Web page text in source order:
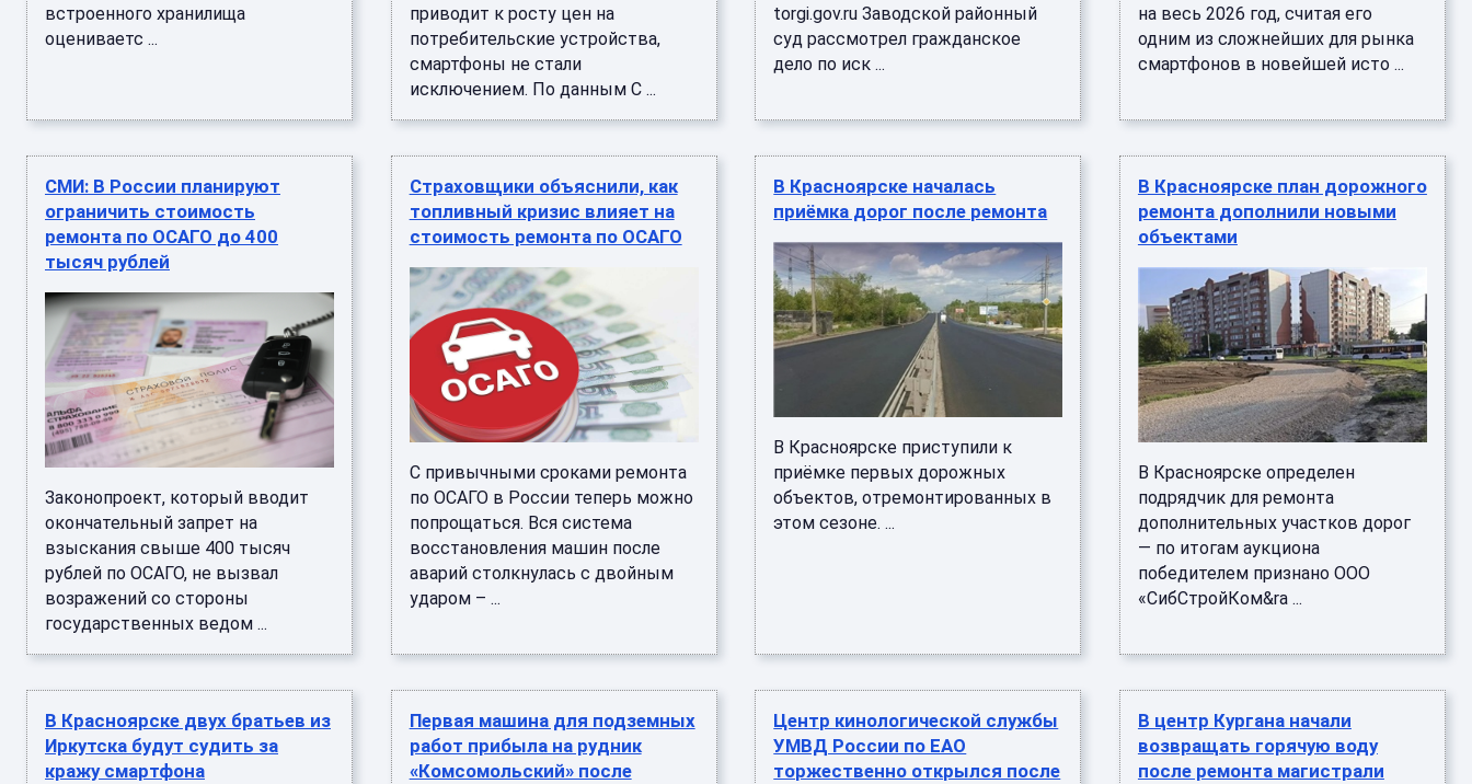
встроенного хранилища
оцениваетс ...
приводит к росту цен на
потребительские устройства,
смартфоны не стали
исключением. По данным C ...
torgi.gov.ru Заводской районный
суд рассмотрел гражданское
дело по иск ...
на весь 2026 год, считая его
одним из сложнейших для рынка
смартфонов в новейшей исто ...
СМИ: В России планируют
ограничить стоимость
ремонта по ОСАГО до 400
тысяч рублей
Законопроект, который вводит
окончательный запрет на
взыскания свыше 400 тысяч
рублей по ОСАГО, не вызвал
возражений со стороны
государственных ведом ...
Страховщики объяснили, как
топливный кризис влияет на
стоимость ремонта по ОСАГО
С привычными сроками ремонта
по ОСАГО в России теперь можно
попрощаться. Вся система
восстановления машин после
аварий столкнулась с двойным
ударом – ...
В Красноярске началась
приёмка дорог после ремонта
В Красноярске приступили к
приёмке первых дорожных
объектов, отремонтированных в
этом сезоне. ...
В Красноярске план дорожного
ремонта дополнили новыми
объектами
В Красноярске определен
подрядчик для ремонта
дополнительных участков дорог
— по итогам аукциона
победителем признано ООО
«СибСтройКом&ra ...
В Красноярске двух братьев из
Иркутска будут судить за
кражу смартфона
Первая машина для подземных
работ прибыла на рудник
«Комсомольский» после
Центр кинологической службы
УМВД России по ЕАО
торжественно открылся после
В центр Кургана начали
возвращать горячую воду
после ремонта магистрали